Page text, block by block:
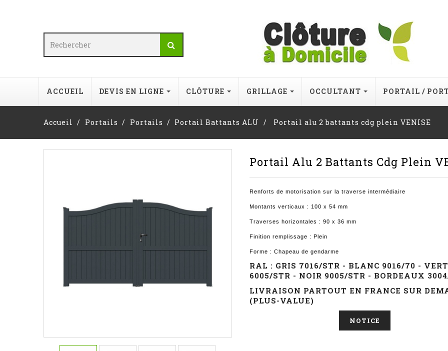
ACCUEIL DEVIS EN LIGNE CLÔTURE GRILLAGE OCCULTANT PORTAIL /
Accueil Portails Portails Portail Battants ALU Portail alu 2 battants cdg plein VENISE
Portail Alu 2 Battants Cdg Plein
Renforts de motorisation sur la traverse intermédiaire
Montants verticaux : 100 x 54 mm
Traverses horizontales : 90 x 36 mm
Finition remplissage : Plein
Forme : Chapeau de gendarme
RAL : GRIS 7016/STR - BLANC 9016/70 - VERT
6005/STR - NOIR 9005/STR - BORDEAUX
LIVRAISON PARTOUT EN FRANCE SUR
(PLUS-VALUE)
NOTICE